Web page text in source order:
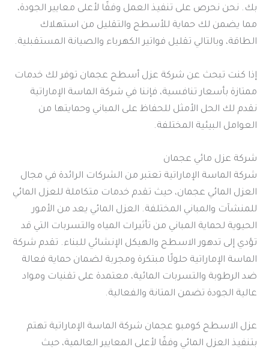
بك. نحن نحرص على تنفيذ العمل وفقًا لأعلى معايير الجودة،
مما يضمن لك حماية للأسطح والتقليل من استهلاك
الطاقة، وبالتالي تقليل فواتير الكهرباء والصيانة المستقبلية.
إذا كنت تبحث عن شركة عزل أسطح عجمان توفر لك خدمات
ممتازة بأسعار تنافسية، فإننا في شركة الماسة الإماراتية
نقدم لك الحل الأمثل للحفاظ على المباني وحمايتها من
العوامل البيئية المختلفة.
شركة عزل مائي عجمان
شركة الماسة الإماراتية تعتبر من الشركات الرائدة في مجال
العزل المائي عجمان، حيث تقدم خدمات متكاملة للعزل المائي
للمنشآت والمباني المختلفة. العزل المائي يعد من الأمور
الحيوية لحماية المباني من تأثيرات المياه والتسربات التي قد
تؤدي إلى تدهور الاسطح والهيكل الإنشائي للبناء. تقدم شركة
الماسة الإماراتية حلولًا مبتكرة ومجربة لضمان حماية فعالة
ضد الرطوبة والتسربات المائية، معتمدة على تقنيات ومواد
عالية الجودة تضمن المتانة والفعالية.
عزل الاسطح كومبو عجمان شركة الماسة الإماراتية تهتم
بتنفيذ العزل المائي وفقًا لأعلى المعايير العالمية، حيث